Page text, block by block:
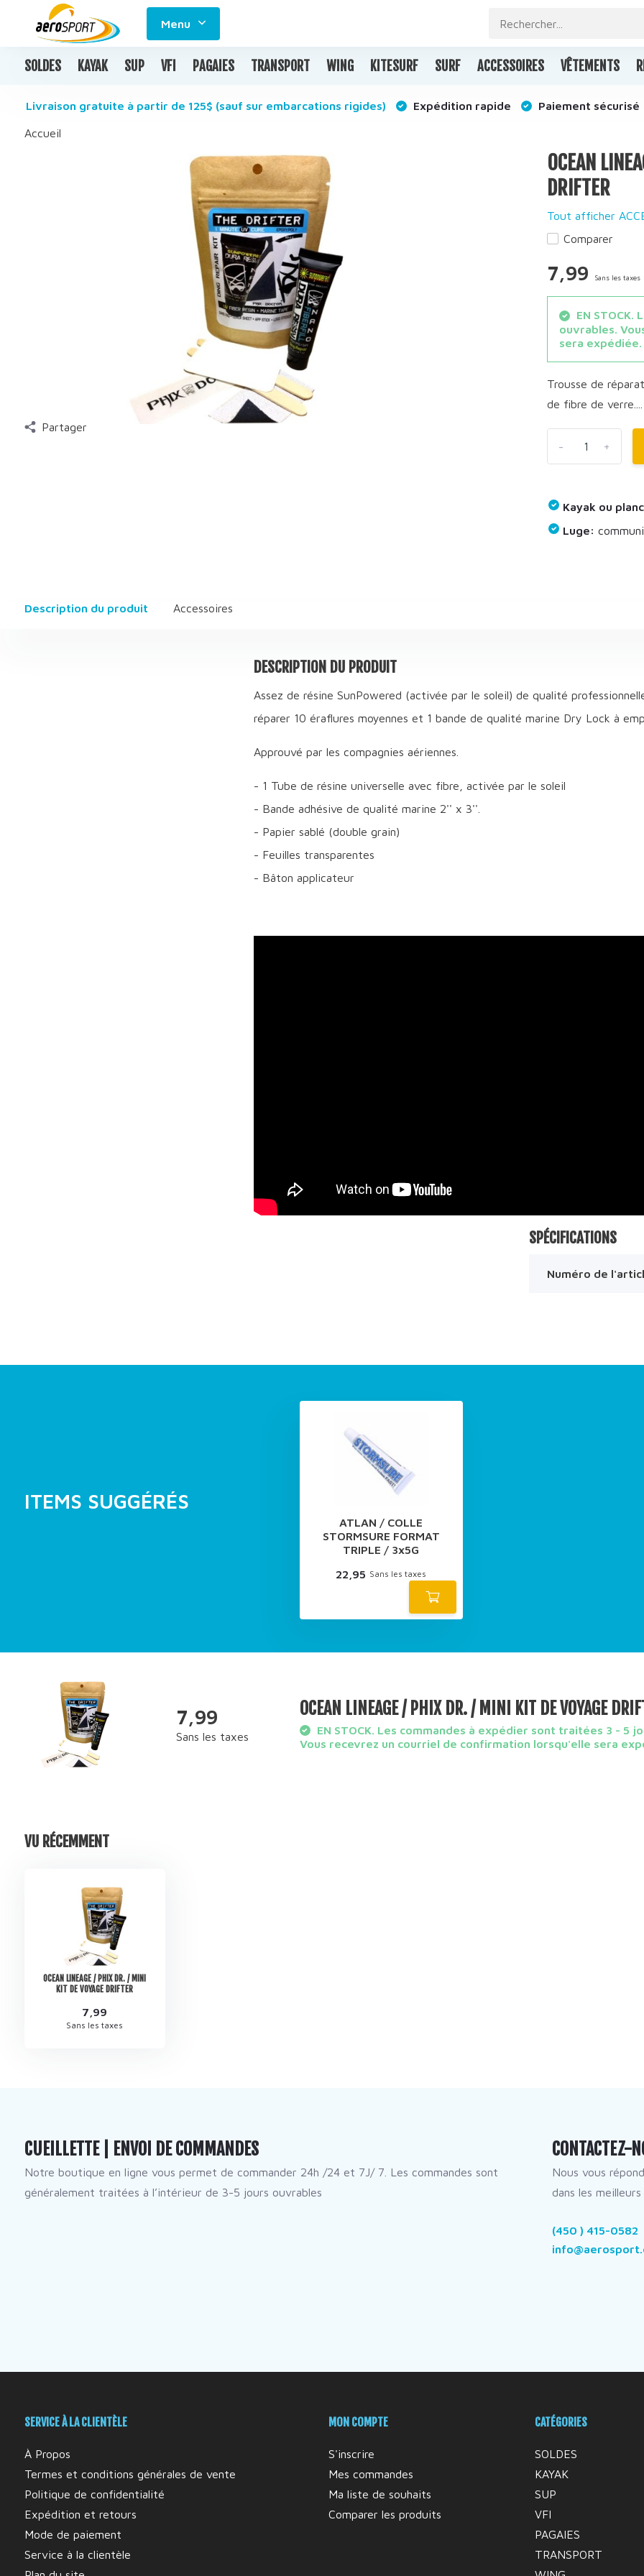
Menu
SOLDES KAYAK SUP VFI PAGAIES TRANSPORT WING KITESURF SURF ACCESSOIRES VÊTEMENTS
Livraison gratuite à partir de 125$ (sauf sur embarcations rigides) Expédition rapide Paiement sécurisé
Accueil
Partager
OCEAN
DRIFTER
Tout afficher
Comparer
7,99 Sans les taxes
EN
ouvrables.
sera expédiée.
Trousse de
de fibre de verre....
+
-
Kayak ou
Luge:
Description du produit Accessoires
DESCRIPTION DU PRODUIT
Assez de résine SunPowered (activée par le soleil) de qualité
réparer 10 éraflures moyennes et 1 bande de qualité marine Dry Lock à
Approuvé par les compagnies aériennes.
- 1 Tube de résine universelle avec fibre, activée par le soleil
- Bande adhésive de qualité marine 2'' x 3''.
- Papier sablé (double grain)
- Feuilles transparentes
- Bâton applicateur
SPÉCIFICATIONS
Numéro de
ITEMS SUGGÉRÉS
ATLAN / COLLE
STORMSURE FORMAT
TRIPLE / 3x5G
22,95 Sans les taxes
7,99
Sans les taxes
OCEAN LINEAGE / PHIX DR. / MINI KIT DE VOYAGE
EN STOCK. Les commandes à expédier sont traitées 3 - 5
Vous recevrez un courriel de confirmation lorsqu'elle sera
VU RÉCEMMENT
OCEAN LINEAGE / PHIX DR. / MINI
KIT DE VOYAGE DRIFTER
7,99
Sans les taxes
CUEILLETTE | ENVOI DE COMMANDES
Notre boutique en ligne vous permet de commander 24h /24 et 7J/ 7. Les commandes sont
généralement traitées à l’intérieur de 3-5 jours ouvrables
CONTACTEZ-
Nous vous
dans les
(450 ) 415-0582
SERVICE À LA CLIENTÈLE
À Propos
Termes et conditions générales de vente
Politique de confidentialité
Expédition et retours
Mode de paiement
Service à la clientèle
MON COMPTE
S'inscrire
Mes commandes
Ma liste de souhaits
Comparer les produits
CATÉGORIES
SOLDES
KAYAK
SUP
VFI
PAGAIES
TRANSPORT